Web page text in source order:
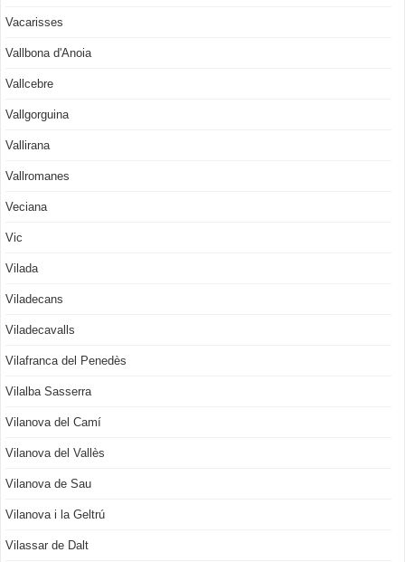
Vacarisses
Vallbona d'Anoia
Vallcebre
Vallgorguina
Vallirana
Vallromanes
Veciana
Vic
Vilada
Viladecans
Viladecavalls
Vilafranca del Penedès
Vilalba Sasserra
Vilanova del Camí
Vilanova del Vallès
Vilanova de Sau
Vilanova i la Geltrú
Vilassar de Dalt